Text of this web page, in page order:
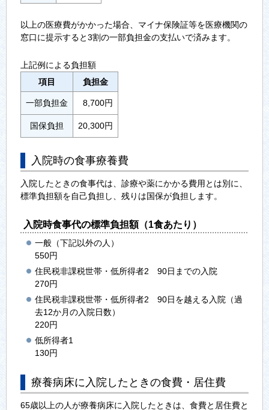
以上の医療費がかかった場合、マイナ保険証等を医療機関の
窓口に提示すると3割の一部負担金の支払いで済みます。
上記例による負担額
項目
負担金
一部負担金 8,700円
国保負担 20,300円
入院時の食事療養費
入院したときの食事代は、診療や薬にかかる費用とは別に、
標準負担額を自己負担し、残りは国保が負担します。
入院時食事代の標準負担額（1食あたり）
一般（下記以外の人）
550円
住民税非課税世帯・低所得者2 90日までの入院
270円
住民税非課税世帯・低所得者2 90日を越える入院（過
去12か月の入院日数）
220円
低所得者1
130円
療養病床に入院したときの食費・居住費
65歳以上の人が療養病床に入院したときは、食費と居住費と